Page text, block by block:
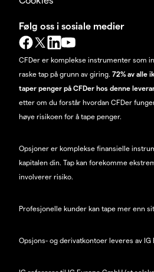
Følg oss i sosiale medier
CFDer er komplekse instrumenter som
raske tap på grunn av giring. 72% av alle
taper penger på CFDer hos denne
etter om du forstår hvordan CFDer
høye risikoen for å tape penger.
Opsjoner er komplekse finansielle
kapitalen din. Tap kan forekomme
involverer risiko.
Profesjonelle kunder kan tape mer enn
Opsjons- og derivatkontoer leveres av IG